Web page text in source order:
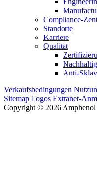
Compliance-
Standorte
Karriere
Qualität
Anti-
Verkaufsbedingungen
Sitemap Logos Extranet-
Copyright © 2026 Amphenol